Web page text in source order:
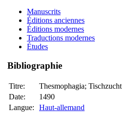
Manuscrits
Éditions anciennes
Éditions modernes
Traductions modernes
Études
Bibliographie
Titre:
Thesmophagia; Tischzucht
Date:
1490
Langue:
Haut-allemand